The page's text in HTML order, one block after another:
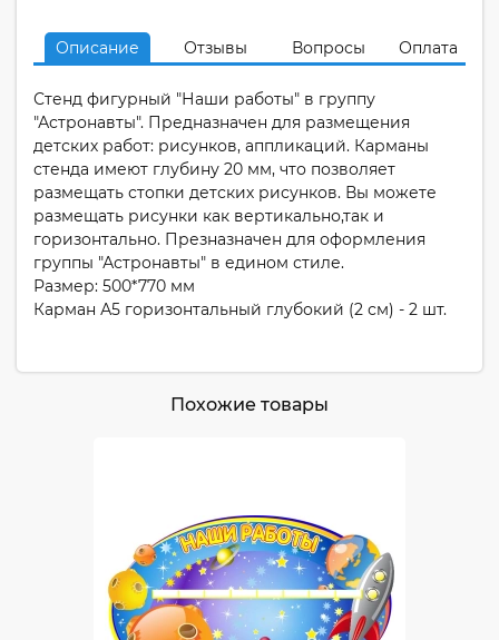
Описание Отзывы Вопросы Оплата
Стенд фигурный "Наши работы" в группу
"Астронавты". Предназначен для размещения
детских работ: рисунков, аппликаций. Карманы
стенда имеют глубину 20 мм, что позволяет
размещать стопки детских рисунков. Вы можете
размещать рисунки как вертикально,так и
горизонтально. Презназначен для оформления
группы "Астронавты" в едином стиле.
Размер: 500*770 мм
Карман А5 горизонтальный глубокий (2 см) - 2 шт.
Похожие товары